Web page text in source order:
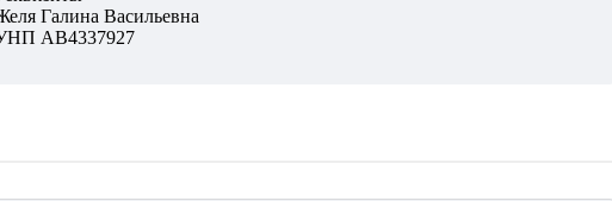
Галина Васильевна
АВ4337927